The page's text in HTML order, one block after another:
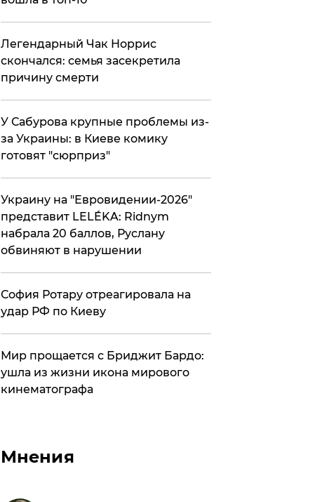
​Легендарный Чак Норрис
скончался: семья засекретила
причину смерти
У Сабурова крупные проблемы из-
за Украины: в Киеве комику
готовят "сюрприз"
Украину на "Евровидении-2026"
представит LELÉKA: Ridnym
набрала 20 баллов, Руслану
обвиняют в нарушении
София Ротару отреагировала на
удар РФ по Киеву
Мир прощается с Бриджит Бардо:
ушла из жизни икона мирового
кинематографа
Мнения